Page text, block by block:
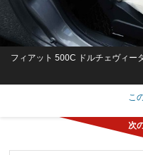
フィアット 500C ドルチェヴィー
こ